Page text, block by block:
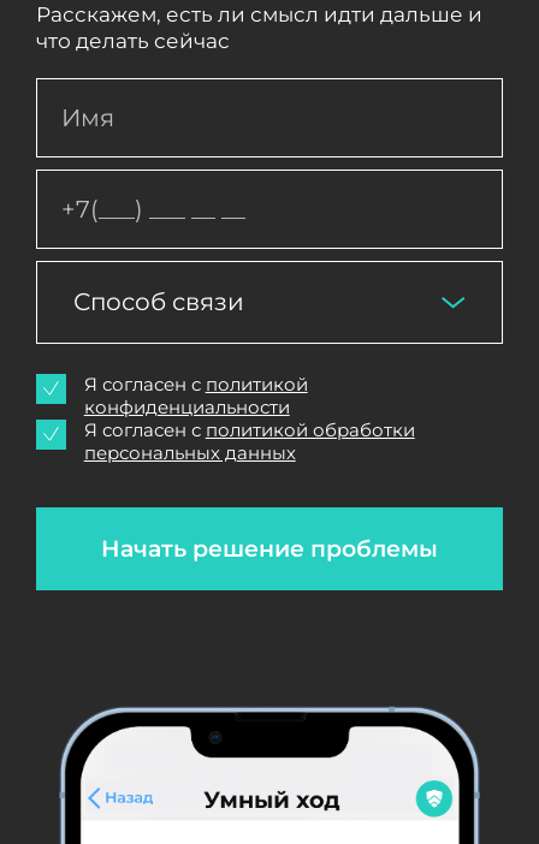
Расскажем, есть ли смысл идти дальше и
что делать сейчас
Способ связи
Начать решение проблемы
Я согласен с политикой
конфиденциальности
Я согласен с политикой обработки
персональных данных